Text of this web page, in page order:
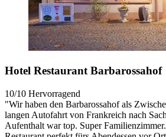
Hotel Restaurant Barbarossahof
10/10 Hervorragend
"Wir haben den Barbarossahof als
langen Autofahrt von Frankreich nach
Aufenthalt war top. Super